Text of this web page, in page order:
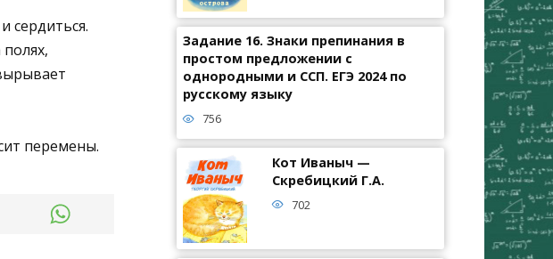
сердиться.
перемены.
Задание 16. Знаки препинания в
простом предложении с
однородными и ССП. ЕГЭ 2024 по
русскому языку
756
Кот Иваныч —
Скребицкий Г.А.
702